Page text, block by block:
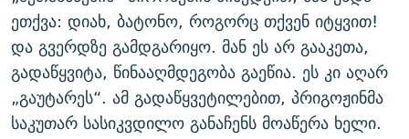
ეთქვა: დიახ, ბატონო, როგორც თქვენ იტყვით!
და გვერდზე გამდგარიყო. მან ეს არ გააკეთა,
გადაწყვიტა, წინააღმდეგობა გაეწია. ეს კი აღარ
„გაუტარეს“. ამ გადაწყვეტილებით, პრიგოჟინმა
საკუთარ სასიკვდილო განაჩენს მოაწერა ხელი.